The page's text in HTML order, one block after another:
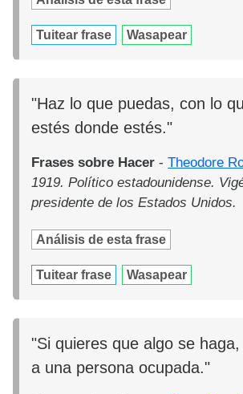
Tuitear frase Wasapear
"Haz lo que puedas, con lo
estés donde estés."
Frases sobre Hacer -Theodore
1919. Político estadounidense.
presidente de los Estados Unidos.
Análisis de esta frase
Tuitear frase Wasapear
"Si quieres que algo se
a una persona ocupada."